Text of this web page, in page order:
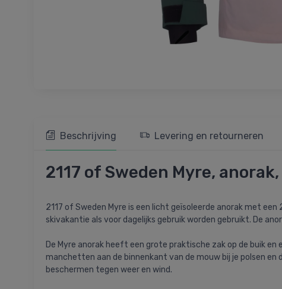
Beschrijving Levering en retourneren
2117 of Sweden Myre,
2117 of Sweden Myre is een licht geïsoleerde anorak met
skivakantie als voor dagelijks gebruik worden gebruikt. De
De Myre anorak heeft een grote praktische zak op de buik
manchetten aan de binnenkant van de mouw bij je polsen
beschermen tegen weer en wind.